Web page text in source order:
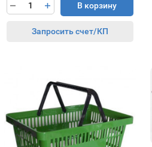
В корзину
Запросить счет/КП